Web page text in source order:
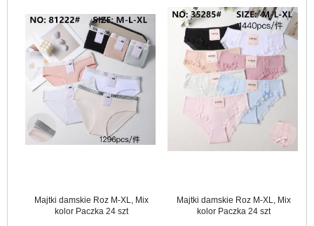
Majtki damskie Roz M-XL, Mix
kolor Paczka 24 szt
Majtki damskie Roz M-XL, Mix
kolor Paczka 24 szt